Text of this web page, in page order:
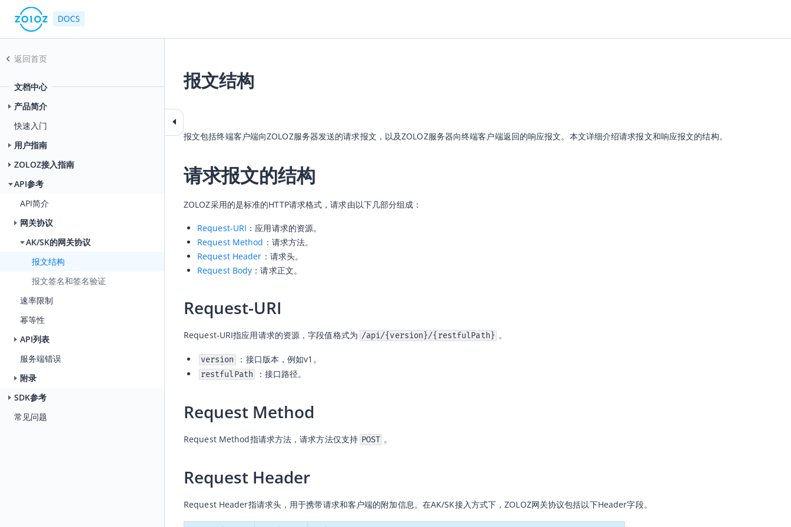
DOCS
返回首页
文档中心
产品简介
快速入门
用户指南
ZOLOZ接入指南
API参考
API简介
网关协议
AK/SK的网关协议
报文结构
报文签名和签名验证
速率限制
幂等性
API列表
服务端错误
附录
SDK参考
常见问题
报文结构
报文包括终端客户端向ZOLOZ服务器发送的请求报文，以及ZOLOZ服务器向终端客户端返回的响应报文。本文详细介绍请求报文和响应报文的结构。
请求报文的结构
ZOLOZ采用的是标准的HTTP请求格式，请求由以下几部分组成：
Request-URI ：应用请求的资源。
Request Method ：请求方法。
Request Header ：请求头。
Request Body ：请求正文。
Request-URI
Request-URI指应用请求的资源，字段值格式为 /api/{version}/{restfulPath} 。
version ：接口版本，例如v1。
restfulPath ：接口路径。
Request Method
Request Method指请求方法，请求方法仅支持 POST 。
Request Header
Request Header指请求头，用于携带请求和客户端的附加信息。在AK/SK接入方式下，ZOLOZ网关协议包括以下Header字段。